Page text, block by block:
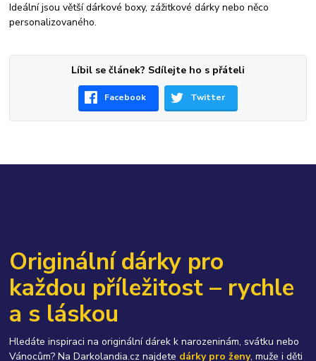
Ideální jsou větší dárkové boxy, zážitkové dárky nebo něco
personalizovaného.
Líbil se článek? Sdílejte ho s přáteli
Facebook Twitter
Originální dárky pro
každou příležitost – rychle
a s láskou
Hledáte inspiraci na originální dárek k narozeninám, svátku nebo
Vánocům? Na Darkolandia.cz najdete dárky pro ženy, muže i děti